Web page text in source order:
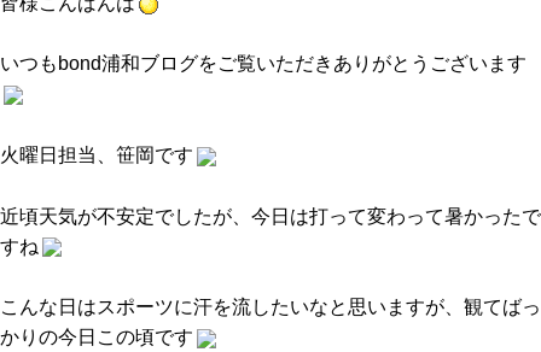
いつもbond浦和ブログをご覧いただきありがとうございます
火曜日担当、笹岡です
近頃天気が不安定でしたが、今日は打って変わって暑かったで
すね
こんな日はスポーツに汗を流したいなと思いますが、観てばっ
かりの今日この頃です